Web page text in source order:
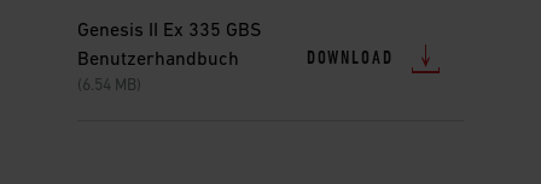
Genesis II Ex 335 GBS
Benutzerhandbuch
(6.54 MB)
DOWNLOAD